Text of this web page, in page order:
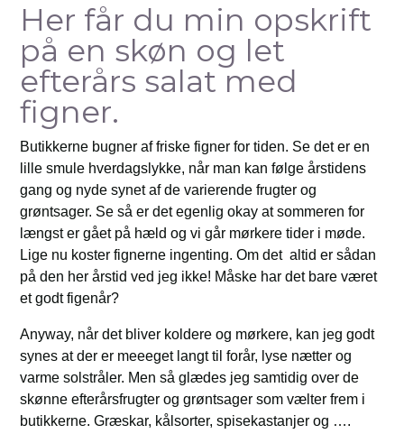
Her får du min opskrift
på en skøn og let
efterårs salat med
figner.
Butikkerne bugner af friske figner for tiden. Se det er en
lille smule hverdagslykke, når man kan følge årstidens
gang og nyde synet af de varierende frugter og
grøntsager. Se så er det egenlig okay at sommeren for
længst er gået på hæld og vi går mørkere tider i møde.
Lige nu koster fignerne ingenting. Om det altid er sådan
på den her årstid ved jeg ikke! Måske har det bare været
et godt figenår?
Anyway, når det bliver koldere og mørkere, kan jeg godt
synes at der er meeeget langt til forår, lyse nætter og
varme solstråler. Men så glædes jeg samtidig over de
skønne efterårsfrugter og grøntsager som vælter frem i
butikkerne. Græskar, kålsorter, spisekastanjer og ….